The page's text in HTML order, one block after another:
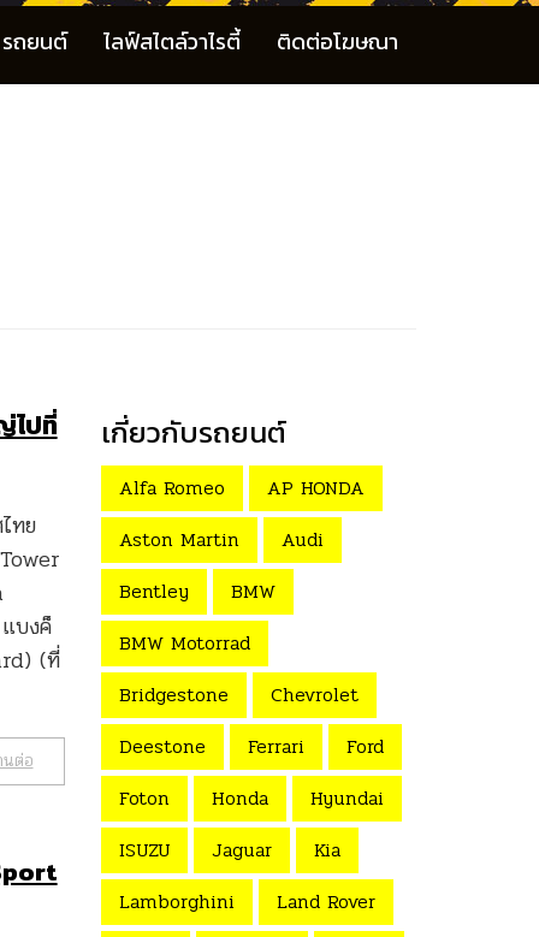
รถยนต์ ไลฟ์สไตล์วาไรตี้ ติดต่อโฆษณา
ไปที่
ทย
บงค็
(ที่
นต่อ
เกี่ยวกับรถยนต์
Alfa Romeo
AP HONDA
Aston Martin
Audi
Bentley
BMW
BMW Motorrad
Bridgestone
Chevrolet
Deestone
Ferrari
Ford
Foton
Honda
Hyundai
ISUZU
Jaguar
Kia
Lamborghini
Land Rover